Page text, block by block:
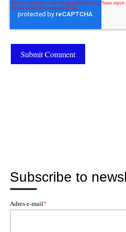
Subscribe to
Adres e-mail*